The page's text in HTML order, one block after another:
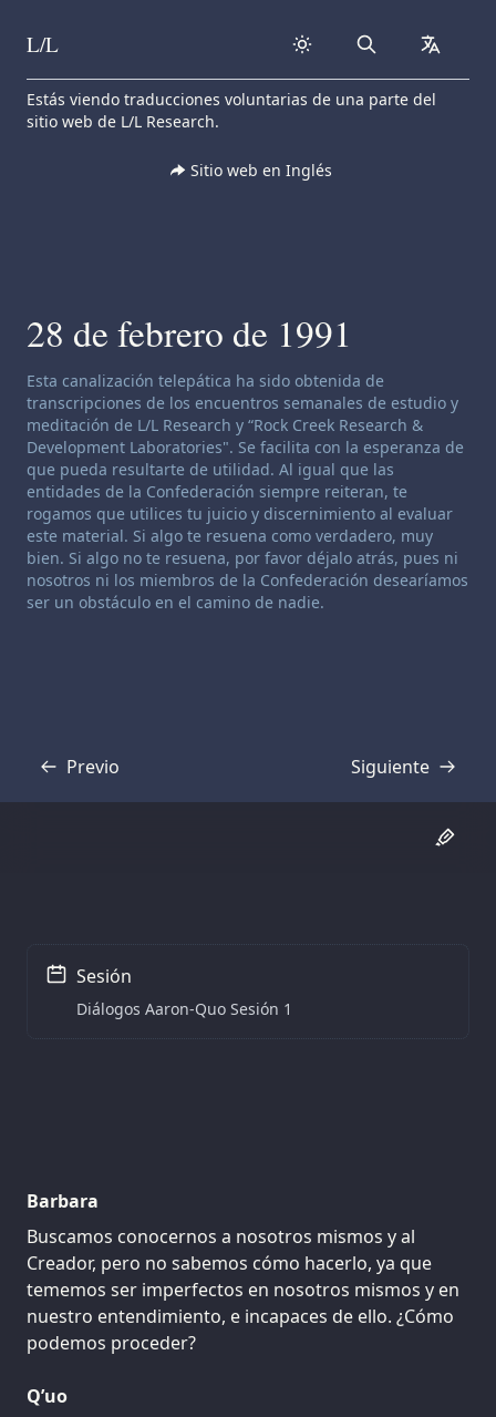
Skip to content
L/L Search
Estás viendo traducciones voluntarias de una parte del
sitio web de L/L Research.
Sitio web en Inglés
28 de febrero de 1991
Descargo de responsabilidad de canalización:
Esta canalización telepática ha sido obtenida de
transcripciones de los encuentros semanales de estudio y
meditación de L/L Research y “Rock Creek Research &
Development Laboratories". Se facilita con la esperanza de
que pueda resultarte de utilidad. Al igual que las
entidades de la Confederación siempre reiteran, te
rogamos que utilices tu juicio y discernimiento al evaluar
este material. Si algo te resuena como verdadero, muy
bien. Si algo no te resuena, por favor déjalo atrás, pues ni
nosotros ni los miembros de la Confederación desearíamos
ser un obstáculo en el camino de nadie.
Previo
Transcripción Siguiente
Transcripción
Barbara
Buscamos conocernos a nosotros mismos y al
Creador, pero no sabemos cómo hacerlo, ya que
tememos ser imperfectos en nosotros mismos y en
nuestro entendimiento, e incapaces de ello. ¿Cómo
podemos proceder?
Q’uo
Sesión
Diálogos Aaron-Quo Sesión 1